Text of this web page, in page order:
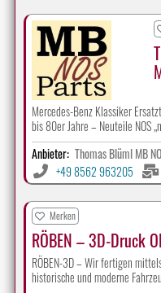
Mercedes-Benz Klassiker
bis 80er Jahre – Neuteile NOS
Anbieter: Thomas Blüml MB
+49 8562 963205
Merken
RÖBEN – 3D-Druck
RÖBEN-3D – Wir fertigen
historische und moderne